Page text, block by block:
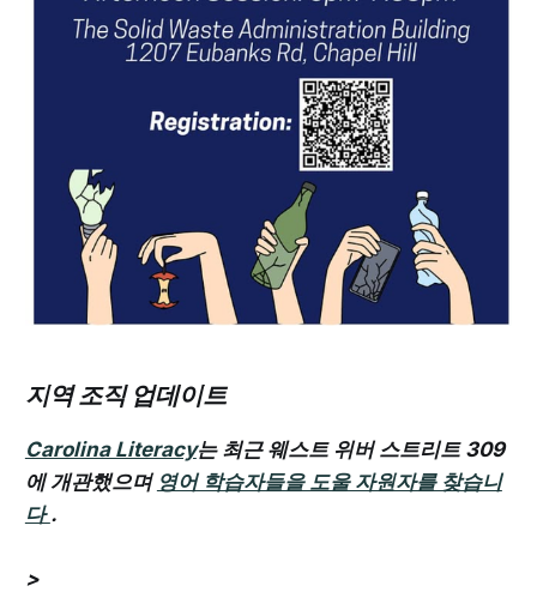
지역 조직 업데이트
Carolina Literacy는 최근 웨스트 위버 스트리트 309
에 개관했으며 영어 학습자들을 도울 자원자를 찾습니
다.
>